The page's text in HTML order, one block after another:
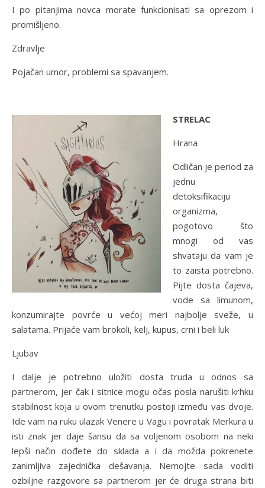
I po pitanjima novca morate funkcionisati sa oprezom i
promišljeno.
Zdravlje
Pojačan umor, problemi sa spavanjem.
STRELAC
Hrana
Odličan je period za
jednu
detoksifikaciju
organizma,
pogotovo što
mnogi od vas
shvataju da vam je
to zaista potrebno.
Pijte dosta čajeva,
vode sa limunom,
konzumirajte povrće u većoj meri najbolje sveže, u
salatama. Prijaće vam brokoli, kelj, kupus, crni i beli luk
Ljubav
I dalje je potrebno uložiti dosta truda u odnos sa
partnerom, jer čak i sitnice mogu očas posla narušiti krhku
stabilnost koja u ovom trenutku postoji između vas dvoje.
Ide vam na ruku ulazak Venere u Vagu i povratak Merkura u
isti znak jer daje šansu da sa voljenom osobom na neki
lepši način dođete do sklada a i da možda pokrenete
zanimljiva zajednička dešavanja. Nemojte sada voditi
ozbiljne razgovore sa partnerom jer će druga strana biti